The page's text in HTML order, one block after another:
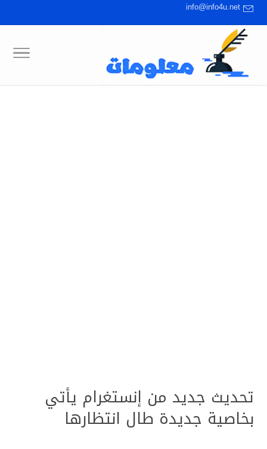
info@info4u.net
تحديث جديد من إنستغرام يأتي
بخاصية جديدة طال انتظارها